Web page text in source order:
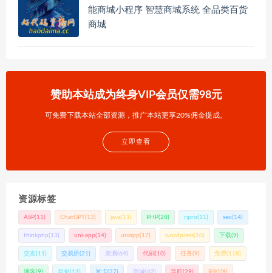
能商城小程序 智慧商城系统 全品类百货
商城
赞助本站成为终身VIP会员仅需98元
可免费下载本站全部资源，推广本站更享20%佣金提成。
立即查看
资源标签
ASP(11) ChatGPT(13) java(11) PHP(28) ripro(11) seo(14)
thinkphp(13) uni-app(14) uniapp(17) wordpress(10) 下载(9)
交友(11) 交易所(21) 亲测 (64) 代刷 (10) 任务(9) 免费(118)